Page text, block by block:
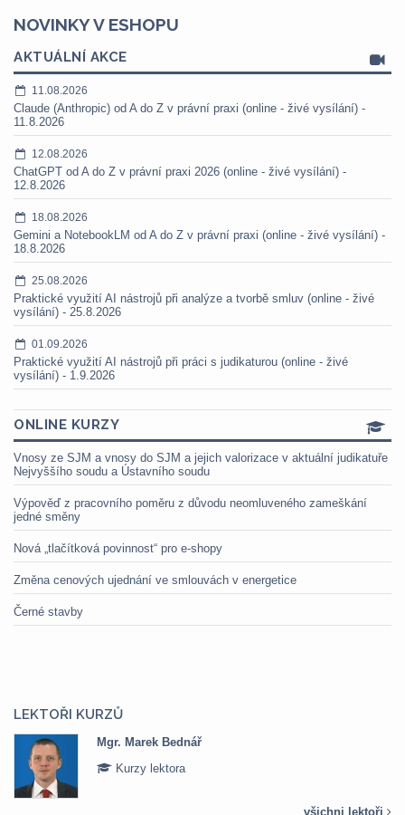
NOVINKY V ESHOPU
AKTUÁLNÍ AKCE
11.08.2026
Claude (Anthropic) od A do Z v právní praxi (online - živé vysílání) -
11.8.2026
12.08.2026
ChatGPT od A do Z v právní praxi 2026 (online - živé vysílání) -
12.8.2026
18.08.2026
Gemini a NotebookLM od A do Z v právní praxi (online - živé vysílání) -
18.8.2026
25.08.2026
Praktické využití AI nástrojů při analýze a tvorbě smluv (online - živé
vysílání) - 25.8.2026
01.09.2026
Praktické využití AI nástrojů při práci s judikaturou (online - živé
vysílání) - 1.9.2026
ONLINE KURZY
Vnosy ze SJM a vnosy do SJM a jejich valorizace v aktuální judikatuře
Nejvyššího soudu a Ústavního soudu
Výpověď z pracovního poměru z důvodu neomluveného zameškání
jedné směny
Nová „tlačítková povinnost“ pro e-shopy
Změna cenových ujednání ve smlouvách v energetice
Černé stavby
LEKTOŘI KURZŮ
Mgr. Marek Bednář
Kurzy lektora
všichni lektoři